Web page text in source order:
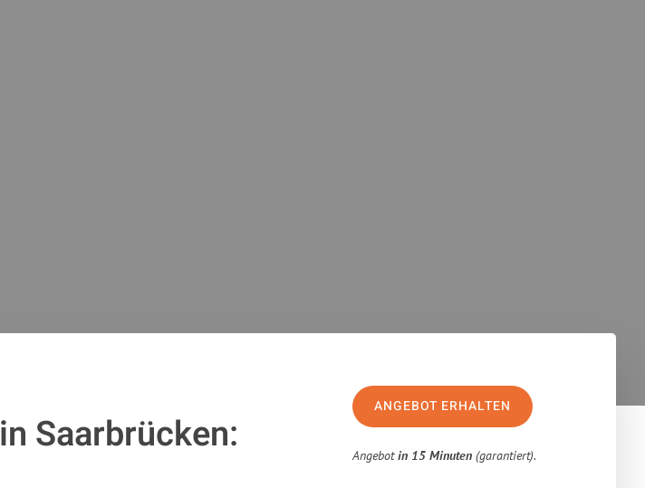
in Saarbrücken:
ANGEBOT ERHALTEN
Angebotin 15 Minuten (garantiert).